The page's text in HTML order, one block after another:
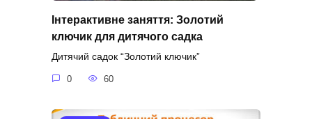
Інтерактивне заняття: Золотий
ключик для дитячого садка
Дитячий садок “Золотий ключик”
0 60